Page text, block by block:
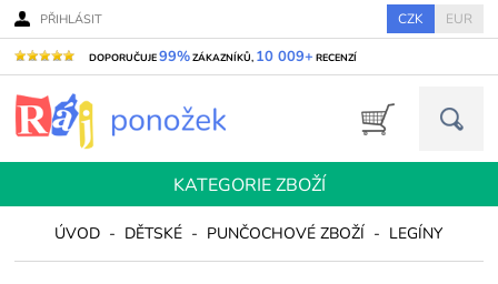
PŘIHLÁSIT CZK EUR
DOPORUČUJE99%ZÁKAZNÍKŮ, 10 009+ RECENZÍ
KATEGORIE ZBOŽÍ
ÚVOD - DĚTSKÉ - PUNČOCHOVÉ ZBOŽÍ - LEGÍNY